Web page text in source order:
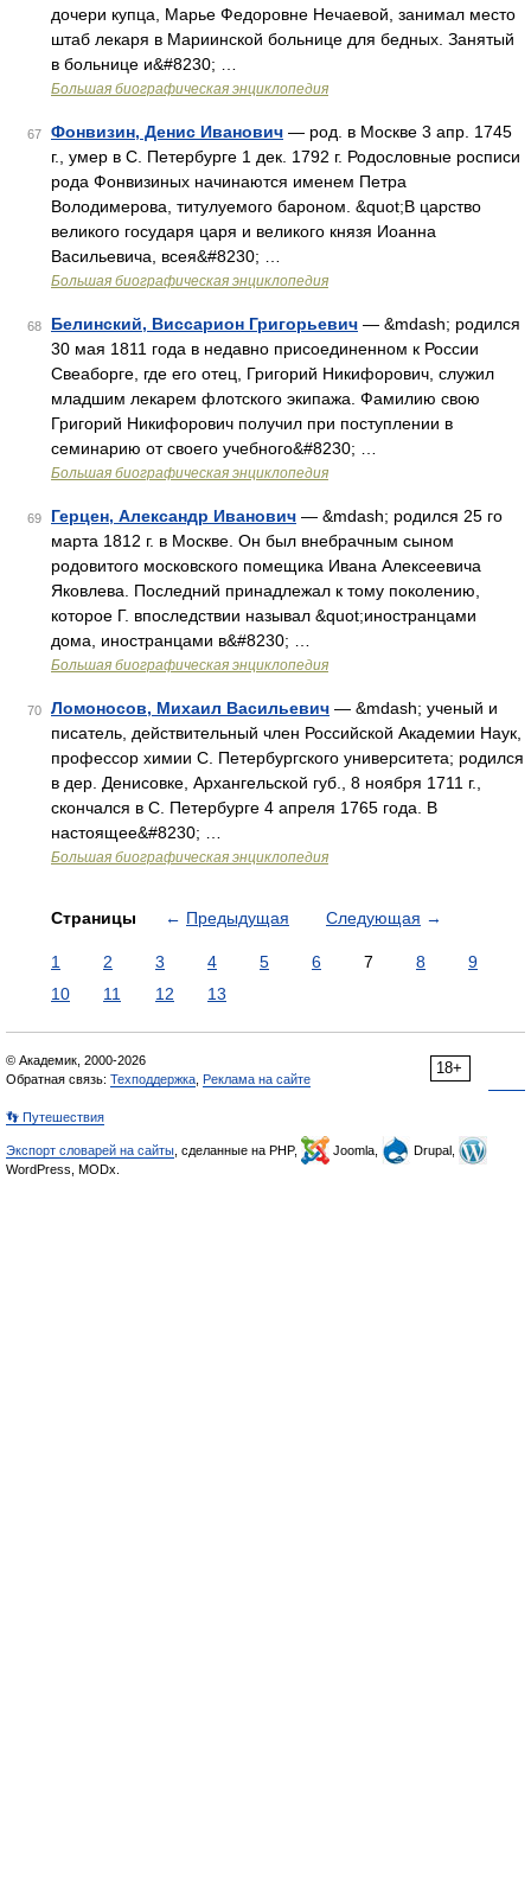
дочери купца, Марье Федоровне Нечаевой, занимал место
штаб лекаря в Мариинской больнице для бедных. Занятый
в больнице и&#8230; …
Большая биографическая энциклопедия
67 Фонвизин, Денис Иванович — род. в Москве 3 апр. 1745
г., умер в С. Петербурге 1 дек. 1792 г. Родословные росписи
рода Фонвизиных начинаются именем Петра
Володимерова, титулуемого бароном. &quot;В царство
великого государя царя и великого князя Иоанна
Васильевича, всея&#8230; …
Большая биографическая энциклопедия
68 Белинский, Виссарион Григорьевич — &mdash; родился
30 мая 1811 года в недавно присоединенном к России
Свеаборге, где его отец, Григорий Никифорович, служил
младшим лекарем флотского экипажа. Фамилию свою
Григорий Никифорович получил при поступлении в
семинарию от своего учебного&#8230; …
Большая биографическая энциклопедия
69 Герцен, Александр Иванович — &mdash; родился 25 го
марта 1812 г. в Москве. Он был внебрачным сыном
родовитого московского помещика Ивана Алексеевича
Яковлева. Последний принадлежал к тому поколению,
которое Г. впоследствии называл &quot;иностранцами
дома, иностранцами в&#8230; …
Большая биографическая энциклопедия
70 Ломоносов, Михаил Васильевич — &mdash; ученый и
писатель, действительный член Российской Академии Наук,
профессор химии С. Петербургского университета; родился
в дер. Денисовке, Архангельской губ., 8 ноября 1711 г.,
скончался в С. Петербурге 4 апреля 1765 года. В
настоящее&#8230; …
Большая биографическая энциклопедия
Страницы ← Предыдущая Следующая →
1 2 3 4 5 6 7 8
9
10
11 12 13
18+
© Академик, 2000-2026
Обратная связь: Техподдержка Реклама на сайте
👣 Путешествия
Экспорт словарей на сайты , сделанные на PHP, Joomla,
Drupal,
WordPress, MODx.